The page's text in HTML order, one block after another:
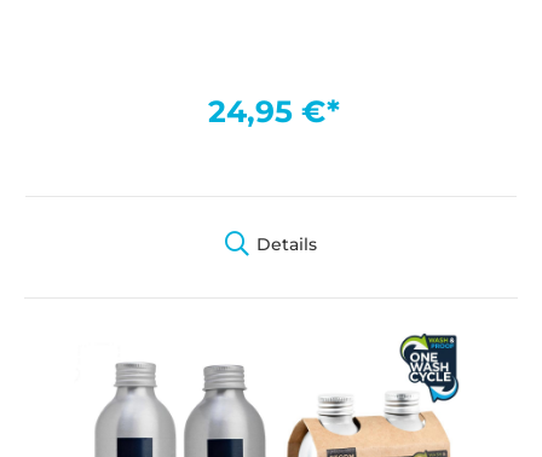
24,95 €*
Details